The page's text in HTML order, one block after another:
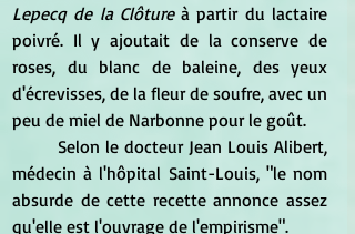
Lepecq de la Clôture à partir du lactaire
poivré. Il y ajoutait de la conserve de
roses, du blanc de baleine, des yeux
d'écrevisses, de la fleur de soufre, avec un
peu de miel de Narbonne pour le goût.
médecin à l'hôpital Saint-Louis, "le nom
absurde de cette recette annonce assez
qu'elle est l'ouvrage de l'empirisme".